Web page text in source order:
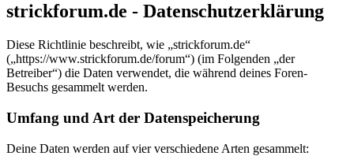
strickforum.de - Datenschutzerklärung
Diese Richtlinie beschreibt, wie „strickforum.de“
(„https://www.strickforum.de/forum“) (im Folgenden „der
Betreiber“) die Daten verwendet, die während deines Foren-
Besuchs gesammelt werden.
Umfang und Art der Datenspeicherung
Deine Daten werden auf vier verschiedene Arten gesammelt: